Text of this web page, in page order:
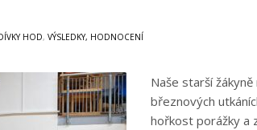
HOD, VÝSLEDKY, HODNOCENÍ
Naše starší
březnových
hořkost porážky a